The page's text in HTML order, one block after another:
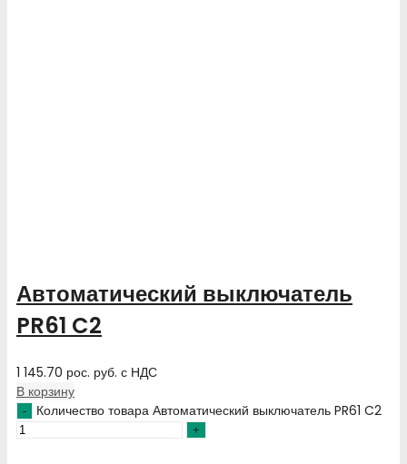
Автоматический выключатель
PR61 C2
1 145.70 рос. руб. с НДС
В корзину
Количество товара Автоматический выключатель PR61 C2